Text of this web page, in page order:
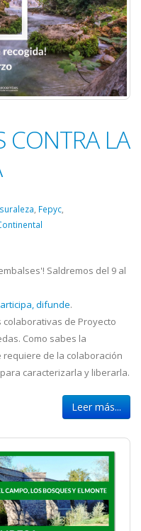
CONTRA LA
Fepyc
Saldremos del 9 al
difunde.
de Proyecto
Como sabes la
de la colaboración
caracterizarla y liberarla.
Leer más...